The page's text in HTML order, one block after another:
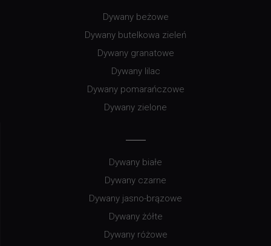
Dywany beżowe
Dywany butelkowa zieleń
Dywany granatowe
Dywany lilac
Dywany pomarańczowe
Dywany zielone
Dywany białe
Dywany czarne
Dywany jasno-brązowe
Dywany żółte
Dywany różowe